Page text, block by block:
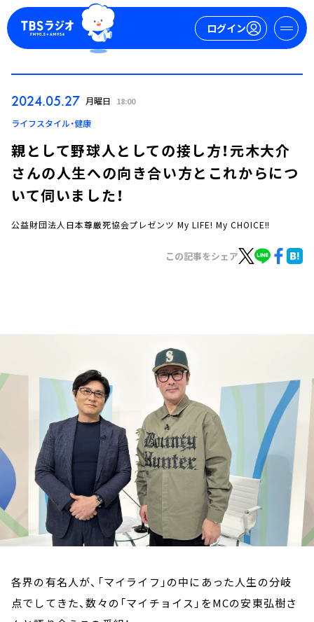
ログイン
ログイン
イベント・グッズ
会社情報
2024.05.27 月曜日 18:00
ライフスタイル・健康
親として野球人としての接し方！元木大介
さんの人生への向き合い方とこれからにつ
いて伺いました！
公益財団法人日本尊厳死協会プレゼンツ My LIFE! My CHOICE!!
この記事をシェア
各界の有名人が、「マイライフ」の中にあった人生の分岐
点でしてきた、数々の「マイチョイス」をMCの安東弘樹さ